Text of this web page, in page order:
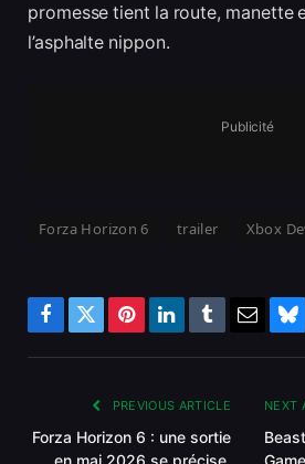
promesse tient la route, manette
l’asphalte nippon.
Publicité
Forza Horizon 6 trailer Xbox
Facebook
TwitterPinterestLinkedInTumblrEmail
PREVIOUS ARTICLE
Forza Horizon 6 : une sortie
NEXT